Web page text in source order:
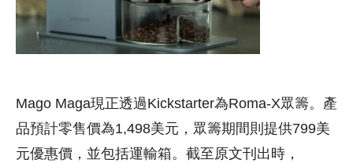
Mago Maga現正透過Kickstarter為Roma-X眾籌。產
品預計零售價為1,498美元，眾籌期間則提供799美
元優惠價，並包括運輸箱。截至原文刊出時，